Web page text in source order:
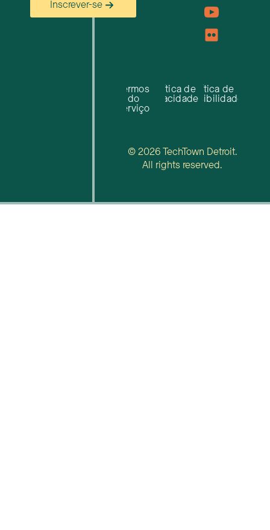
Inscrever-se
Termos
do
serviço
Política de
privacidade
Política de
acessibilidade
© 2026 TechTown Detroit.
All rights reserved.